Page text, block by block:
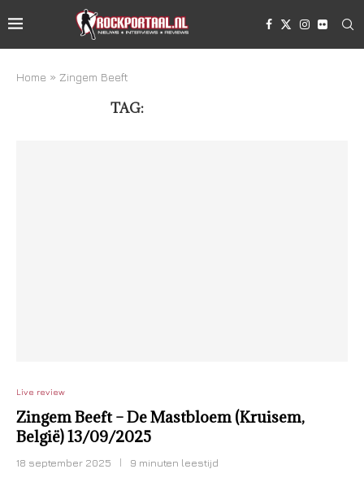
Home » Zingem Beeft
TAG:
Live review
Zingem Beeft – De Mastbloem (Kruisem,
België) 13/09/2025
18 september 2025 9 minuten leestijd